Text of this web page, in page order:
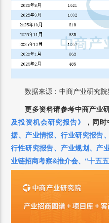
数据来源：中商产业研究
更多资料请参考中商产业
及投资机会研究报告》
， 同
据、 产业情报、行业研究报告
行性研究报告、 产业规划 、 产
业链招商考察&推介会、 “十五